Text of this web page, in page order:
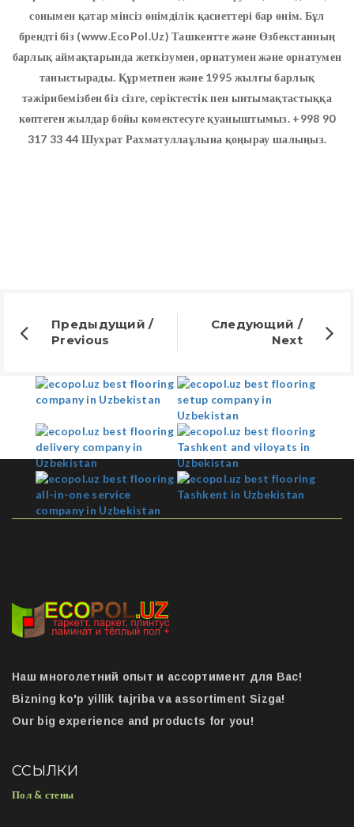
сонымен қатар мінсіз өнімділік қасиеттері бар өнім. Бұл
брендті біз (www.EcoPol.Uz) Ташкентте және Өзбекстанның
барлық аймақтарында жеткізумен, орнатумен және орнатумен
таныстырады. Құрметпен және 1995 жылғы барлық
тәжірибемізбен біз сізге, серіктестік пен ынтымақтастыққа
көптеген жылдар бойы көмектесуге қуаныштымыз. +998 90
317 33 44 Шухрат Рахматуллаұлына қоңырау шалыңыз.
Предыдущий /
Previous
Следующий /
Next
Наш многолетний опыт и ассортимент для Вас!
Bizning ko'p yillik tajriba va assortiment Sizga!
Our big experience and products for you!
ССЫЛКИ
Пол & стены